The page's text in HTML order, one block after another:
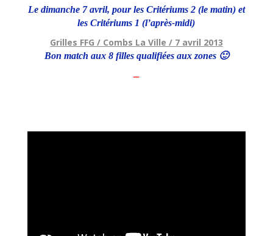
Le dimanche 7 avril, pour les Critériums 2 (le matin) et
les Critériums 1 (l’après-midi)
Grilles FFG / Combs La Ville / 7 avril 2013
Bon match aux 8 filles qualifiées aux zones 🙂
–